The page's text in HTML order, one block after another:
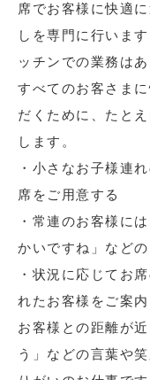
席でお客様に快適
しを専門に行いま
ッチンでの業務はあ
すべてのお客さま
だくために、たと
します。
・小さなお子様連
席をご用意する
・常連のお客様に
かいですね」など
・状況に応じてお
れたお客様をご案
お客様との距離が
う」などの言葉や